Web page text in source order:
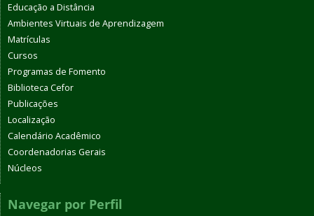
Educação a Distância
Ambientes Virtuais de Aprendizagem
Matrículas
Cursos
Programas de Fomento
Biblioteca Cefor
Publicações
Localização
Calendário Acadêmico
Coordenadorias Gerais
Núcleos
Navegar por Perfil